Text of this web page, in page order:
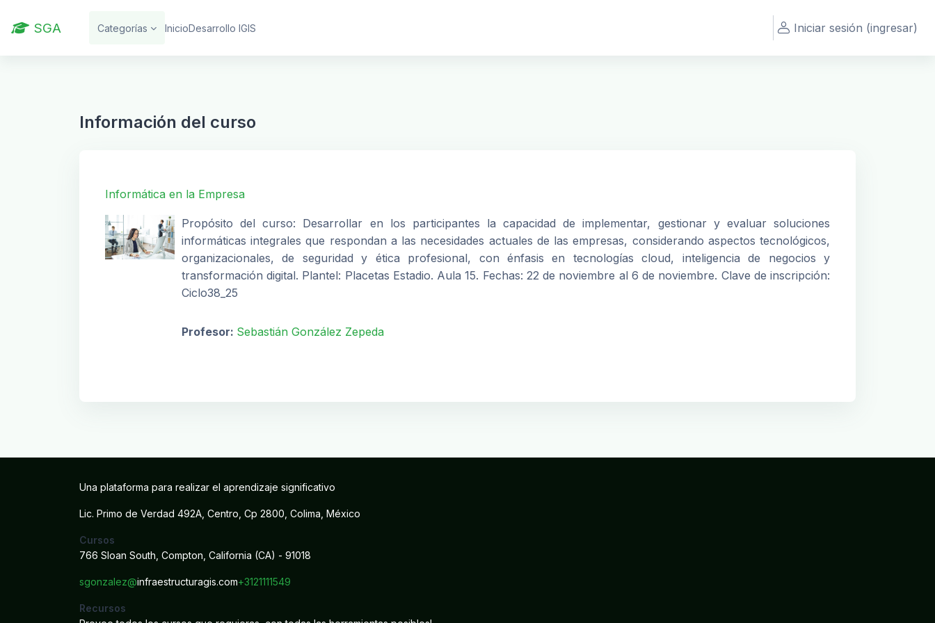
SGA Categorías InicioDesarrollo IGIS Iniciar sesión (ingresar)
Información del curso
Informática en la Empresa
Propósito del curso: Desarrollar en los participantes la capacidad de implementar, gestionar y evaluar soluciones
informáticas integrales que respondan a las necesidades actuales de las empresas, considerando aspectos tecnológicos,
organizacionales, de seguridad y ética profesional, con énfasis en tecnologías cloud, inteligencia de negocios y
transformación digital. Plantel: Placetas Estadio. Aula 15. Fechas: 22 de noviembre al 6 de noviembre. Clave de inscripción:
Ciclo38_25
Profesor: Sebastián González Zepeda
Una plataforma para realizar el aprendizaje significativo
Lic. Primo de Verdad 492A, Centro, Cp 2800, Colima, México
Cursos
766 Sloan South, Compton, California (CA) - 91018
sgonzalez@infraestructuragis.com+3121111549
Recursos